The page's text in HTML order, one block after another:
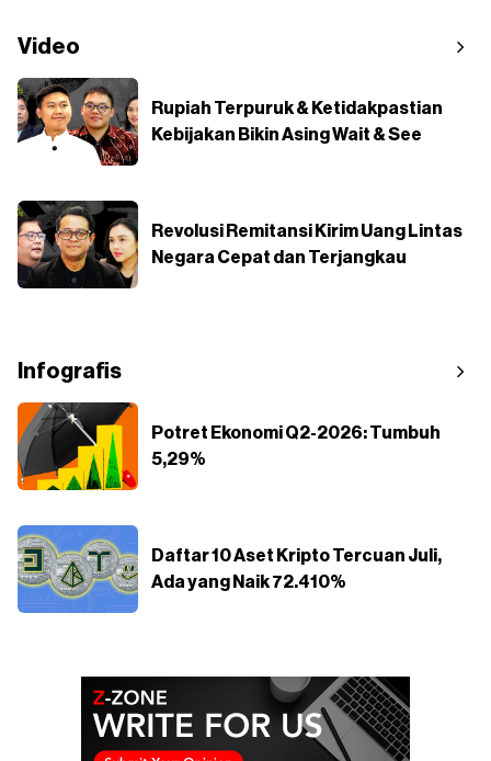
Video
Rupiah Terpuruk & Ketidakpastian
Kebijakan Bikin Asing Wait & See
Revolusi Remitansi Kirim Uang Lintas
Negara Cepat dan Terjangkau
Infografis
Potret Ekonomi Q2-2026: Tumbuh
5,29%
Daftar 10 Aset Kripto Tercuan Juli,
Ada yang Naik 72.410%